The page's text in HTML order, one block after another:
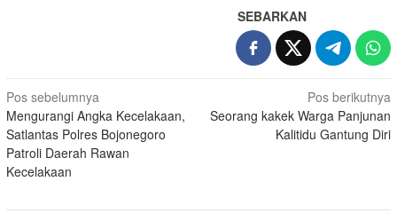
SEBARKAN
Navigasi
pos
Pos sebelumnya
Mengurangi Angka Kecelakaan,
Satlantas Polres Bojonegoro
Patroli Daerah Rawan
Kecelakaan
Pos berikutnya
Seorang kakek Warga Panjunan
Kalitidu Gantung Diri